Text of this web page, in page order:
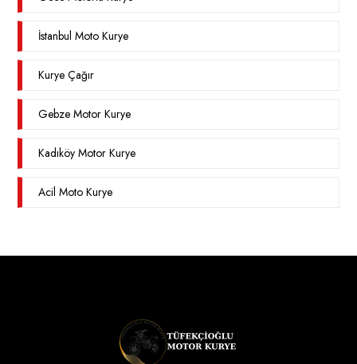
İstanbul Moto Kurye
Kurye Çağır
Gebze Motor Kurye
Kadıköy Motor Kurye
Acil Moto Kurye